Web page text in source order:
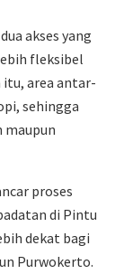
akses yang
fleksibel
itu, area antar-
sehingga
maupun
proses
di Pintu
dekat bagi
Purwokerto.